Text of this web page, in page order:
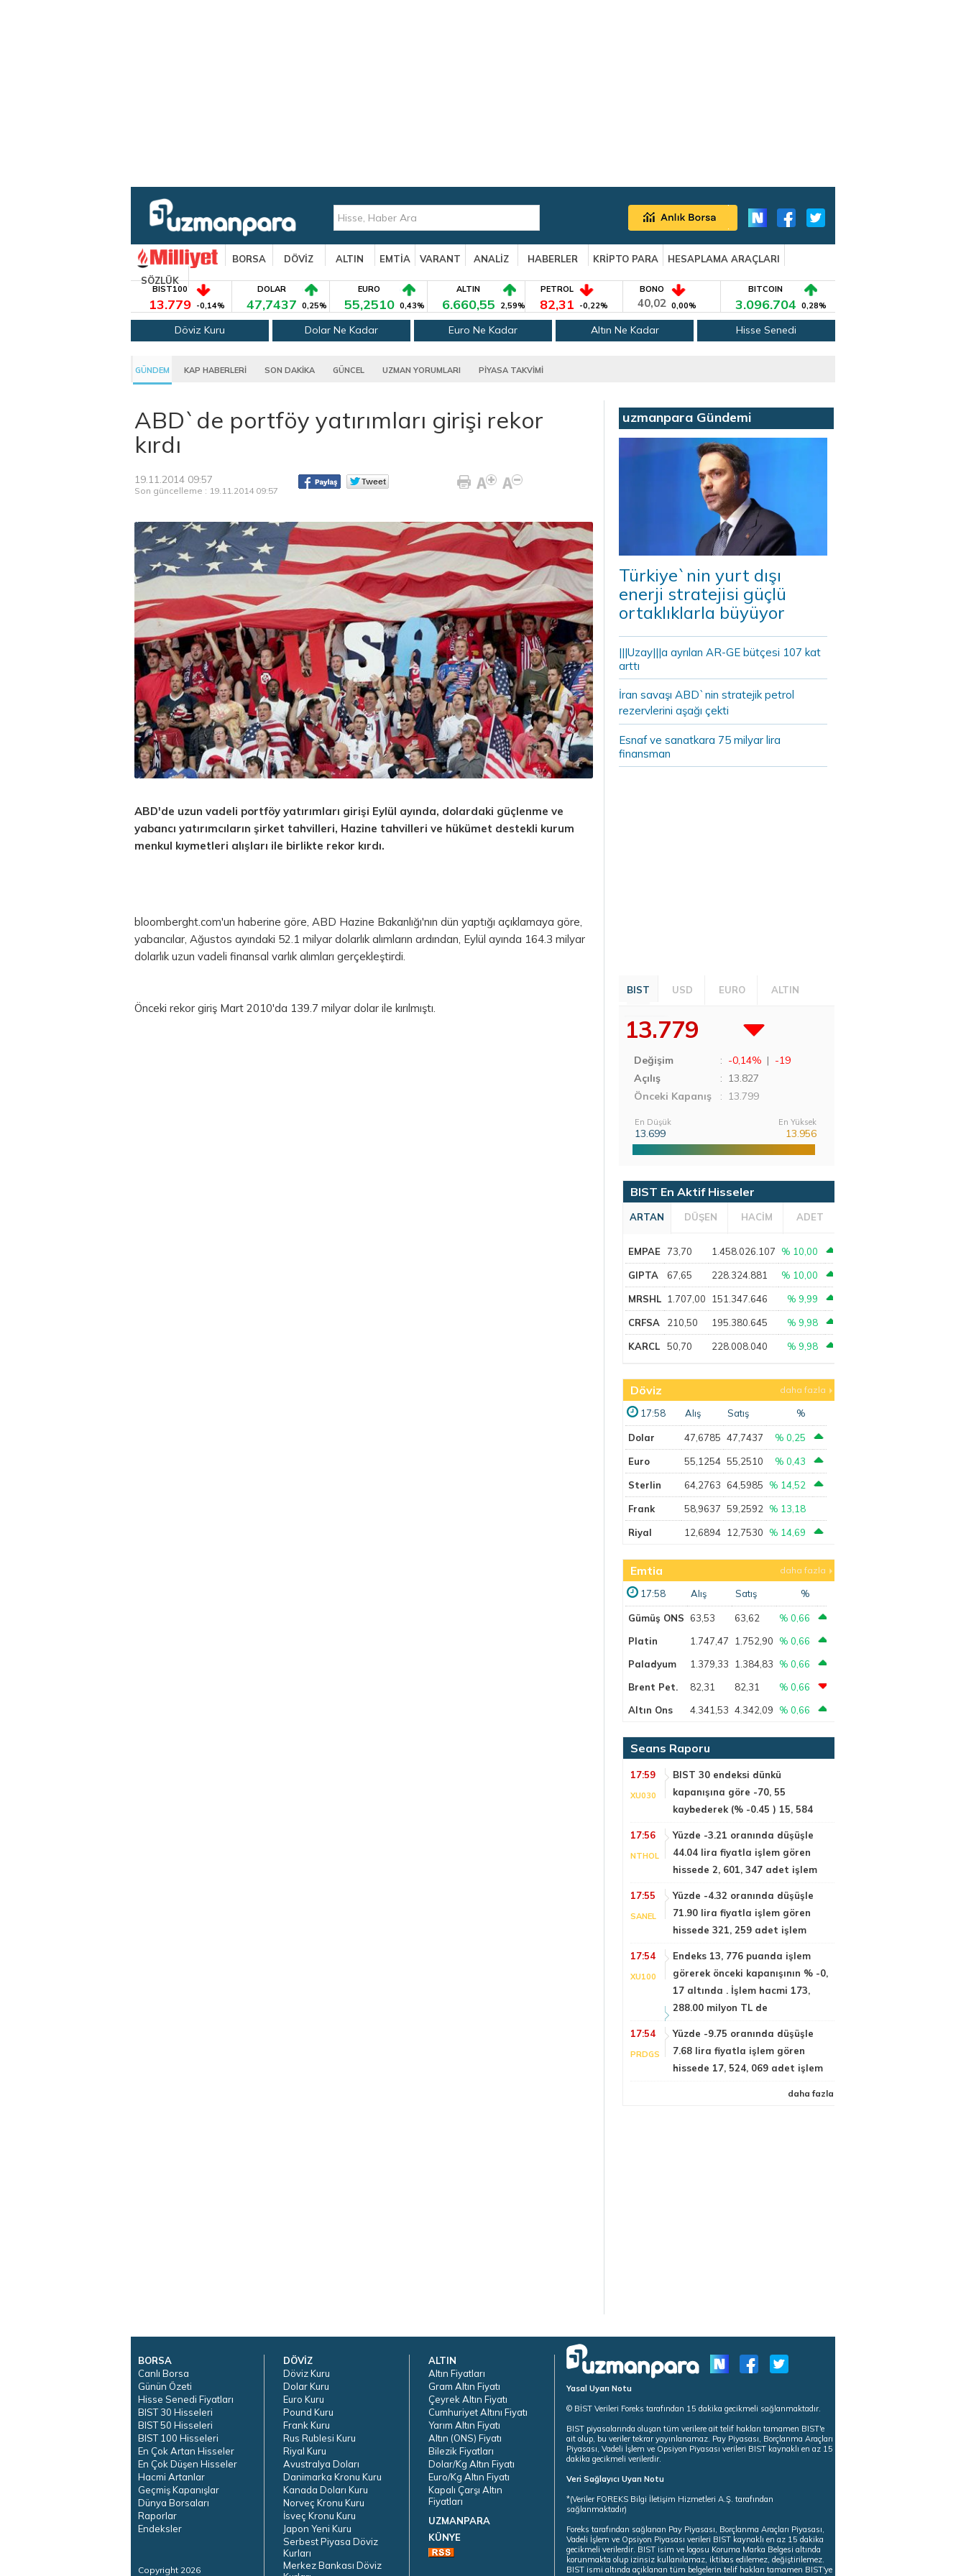
BORSA DÖVİZ ALTIN EMTİA VARANT ANALİZ HABERLER KRİPTO PARA
HESAPLAMA ARAÇLARI
SÖZLÜK
BIST100
13.779 -0,14%
DOLAR
47,7437 0,25%
EURO
55,2510 0,43%
ALTIN
6.660,55 2,59%
PETROL
82,31 -0,22%
BONO
40,02 0,00%
BITCOIN
3.096.704 0,28%
Döviz Kuru Dolar Ne Kadar Euro Ne Kadar Altın Ne Kadar Hisse Senedi
GÜNDEM KAP HABERLERİ SON DAKİKA GÜNCEL UZMAN YORUMLARI PİYASA TAKVİMİ
ABD`de portföy yatırımları girişi rekor
kırdı
19.11.2014 09:57
Son güncelleme : 19.11.2014 09:57
ABD'de uzun vadeli portföy yatırımları girişi Eylül ayında, dolardaki güçlenme ve
yabancı yatırımcıların şirket tahvilleri, Hazine tahvilleri ve hükümet destekli kurum
menkul kıymetleri alışları ile birlikte rekor kırdı.
bloomberght.com'un haberine göre, ABD Hazine Bakanlığı'nın dün yaptığı açıklamaya göre,
yabancılar, Ağustos ayındaki 52.1 milyar dolarlık alımların ardından, Eylül ayında 164.3 milyar
dolarlık uzun vadeli finansal varlık alımları gerçekleştirdi.
Önceki rekor giriş Mart 2010'da 139.7 milyar dolar ile kırılmıştı.
uzmanpara Gündemi
Türkiye`nin yurt dışı
enerji stratejisi güçlü
ortaklıklarla büyüyor
|||Uzay|||a ayrılan AR-GE bütçesi 107 kat
arttı
İran savaşı ABD`nin stratejik petrol
rezervlerini aşağı çekti
Esnaf ve sanatkara 75 milyar lira
finansman
BIST USD EURO ALTIN
13.779
Değişim : -0,14% | -19
Açılış
: 13.827
Önceki Kapanış
: 13.799
En Düşük
13.699
En Yüksek
13.956
BIST En Aktif Hisseler
ARTAN DÜŞEN HACİM ADET
EMPAE 73,70 1.458.026.107 % 10,00
GIPTA 67,65 228.324.881 % 10,00
MRSHL 1.707,00 151.347.646 % 9,99
CRFSA 210,50 195.380.645 % 9,98
KARCL 50,70 228.008.040 % 9,98
Döviz daha fazla
17:58 Alış Satış %
Dolar 47,6785 47,7437 % 0,25
Euro 55,1254 55,2510 % 0,43
Sterlin 64,2763 64,5985 % 14,52
Frank 58,9637 59,2592 % 13,18
Riyal 12,6894 12,7530 % 14,69
Emtia daha fazla
17:58 Alış Satış %
Gümüş ONS 63,53 63,62
% 0,66
Platin
1.747,47 1.752,90
% 0,66
Paladyum
1.379,33 1.384,83
% 0,66
Brent Pet.
82,31 82,31
% 0,66
Altın Ons
4.341,53 4.342,09 % 0,66
Seans Raporu
17:59
XU030
BIST 30 endeksi dünkü
kapanışına göre -70, 55
kaybederek (% -0.45 ) 15, 584
17:56
NTHOL
Yüzde -3.21 oranında düşüşle
44.04 lira fiyatla işlem gören
hissede 2, 601, 347 adet işlem
17:55
SANEL
Yüzde -4.32 oranında düşüşle
71.90 lira fiyatla işlem gören
hissede 321, 259 adet işlem
17:54
XU100
Endeks 13, 776 puanda işlem
görerek önceki kapanışının % -0,
17 altında . İşlem hacmi 173,
288.00 milyon TL de
17:54
PRDGS
Yüzde -9.75 oranında düşüşle
7.68 lira fiyatla işlem gören
hissede 17, 524, 069 adet işlem
daha fazla
BORSA
Canlı Borsa
Günün Özeti
Hisse Senedi Fiyatları
BIST 30 Hisseleri
BIST 50 Hisseleri
BIST 100 Hisseleri
En Çok Artan Hisseler
En Çok Düşen Hisseler
Hacmi Artanlar
Geçmiş Kapanışlar
Dünya Borsaları
Raporlar
Endeksler
Copyright 2026
DÖVİZ
Döviz Kuru
Dolar Kuru
Euro Kuru
Pound Kuru
Frank Kuru
Rus Rublesi Kuru
Riyal Kuru
Avustralya Doları
Danimarka Kronu Kuru
Kanada Doları Kuru
Norveç Kronu Kuru
İsveç Kronu Kuru
Japon Yeni Kuru
Serbest Piyasa Döviz
Kurları
Merkez Bankası Döviz
ALTIN
Altın Fiyatları
Gram Altın Fiyatı
Çeyrek Altın Fiyatı
Cumhuriyet Altını Fiyatı
Yarım Altın Fiyatı
Altın (ONS) Fiyatı
Bilezik Fiyatları
Dolar/Kg Altın Fiyatı
Euro/Kg Altın Fiyatı
Kapalı Çarşı Altın
Fiyatları
UZMANPARA
KÜNYE
Yasal Uyarı Notu
© BİST Verileri Foreks tarafından 15 dakika gecikmeli sağlanmaktadır.
BIST piyasalarında oluşan tüm verilere ait telif hakları tamamen BIST'e
ait olup, bu veriler tekrar yayınlanamaz. Pay Piyasası, Borçlanma Araçları
Piyasası, Vadeli İşlem ve Opsiyon Piyasası verileri BIST kaynaklı en az 15
dakika gecikmeli verilerdir.
Veri Sağlayıcı Uyarı Notu
*(Veriler FOREKS Bilgi İletişim Hizmetleri A.Ş. tarafından
sağlanmaktadır)
Foreks tarafından sağlanan Pay Piyasası, Borçlanma Araçları Piyasası,
Vadeli İşlem ve Opsiyon Piyasası verileri BIST kaynaklı en az 15 dakika
gecikmeli verilerdir. BIST isim ve logosu Koruma Marka Belgesi altında
korunmakta olup izinsiz kullanılamaz, iktibas edilemez, değiştirilemez.
BIST ismi altında açıklanan tüm belgelerin telif hakları tamamen BIST'ye